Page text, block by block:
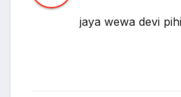
jaya wewa devi